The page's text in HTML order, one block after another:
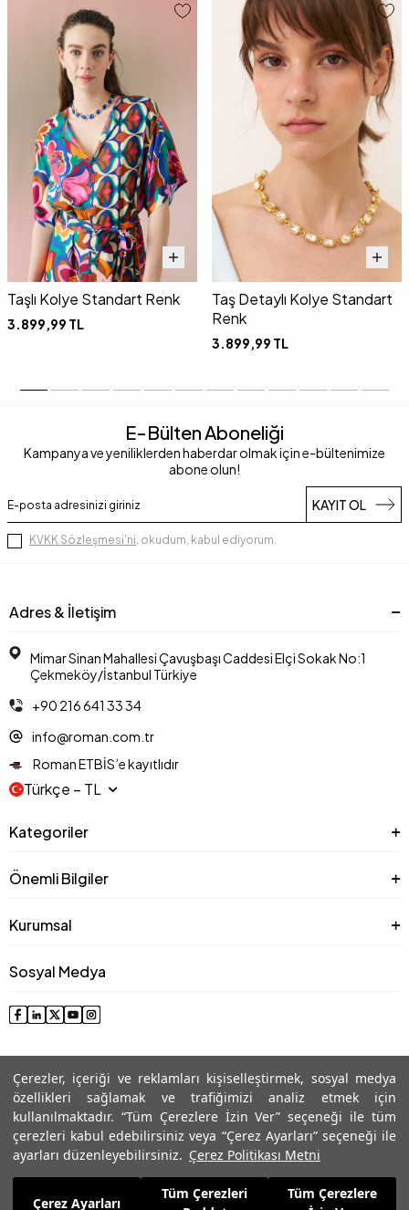
Çerezler, içeriği ve reklamları kişiselleştirmek, sosyal medya
özellikleri sağlamak ve trafiğimizi analiz etmek için
kullanılmaktadır. “Tüm Çerezlere İzin Ver” seçeneği ile tüm
çerezleri kabul edebilirsiniz veya “Çerez Ayarları” seçeneği ile
ayarları düzenleyebilirsiniz. Çerez Politikası Metni
Çerez Ayarları
Tüm Çerezleri
Tüm Çerezlere
2.645,99 TL
Taşlı Kolye Standart Renk
3.899,99 TL
Taş Detaylı Kolye Standart
Renk
3.899,99 TL
E-Bülten Aboneliği
Kampanya ve yeniliklerden haberdar olmak için e-bültenimize
abone olun!
KAYIT OL
KVKK Sözleşmesi'ni, okudum, kabul ediyorum.
Adres & İletişim
Mimar Sinan Mahallesi Çavuşbaşı Caddesi Elçi Sokak No:1
Çekmeköy/İstanbul Türkiye
+90 216 641 33 34
info@roman.com.tr
Roman ETBİS’e kayıtlıdır
Türkçe − TL
Kategoriler
Önemli Bilgiler
Kurumsal
Sosyal Medya
© 2025 Roman® Tüm Hakları Saklıdır, İzinsiz kullanılamaz